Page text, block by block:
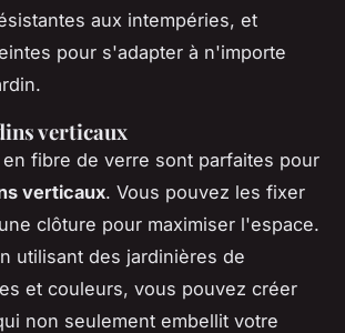
aux intempéries, et
pour s'adapter à n'importe
verticaux
fibre de verre sont parfaites pour
verticaux. Vous pouvez les fixer
clôture pour maximiser l'espace.
utilisant des jardinières de
et couleurs, vous pouvez créer
non seulement embellit votre